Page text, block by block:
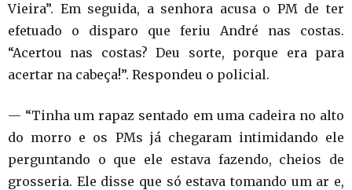
Vieira”. Em seguida, a senhora acusa o PM de ter
efetuado o disparo que feriu André nas costas.
“Acertou nas costas? Deu sorte, porque era para
acertar na cabeça!”. Respondeu o policial.
— “Tinha um rapaz sentado em uma cadeira no alto
do morro e os PMs já chegaram intimidando ele
perguntando o que ele estava fazendo, cheios de
grosseria. Ele disse que só estava tomando um ar e,